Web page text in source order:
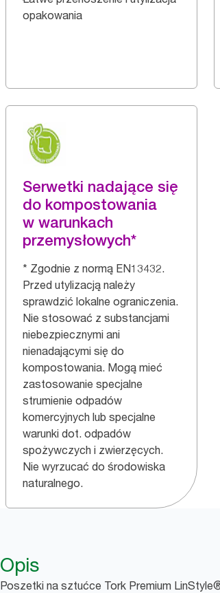
opakowania
Serwetki nadające się
do kompostowania
w warunkach
przemysłowych*
* Zgodnie z normą EN13432.
Przed utylizacją należy
sprawdzić lokalne ograniczenia.
Nie stosować z substancjami
niebezpiecznymi ani
nienadającymi się do
kompostowania. Mogą mieć
zastosowanie specjalne
strumienie odpadów
komercyjnych lub specjalne
warunki dot. odpadów
spożywczych i zwierzęcych.
Nie wyrzucać do środowiska
naturalnego.
Opis
Poszetki na sztućce Tork Premium